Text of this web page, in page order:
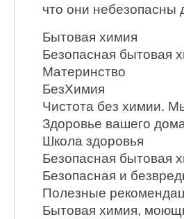
что они небезопасны
Бытовая химия
Безопасная бытовая
Материнство
БезХимия
Чистота без химии.
Здоровье вашего
Школа здоровья
Безопасная бытовая
Безопасная и
Полезные
Бытовая химия,